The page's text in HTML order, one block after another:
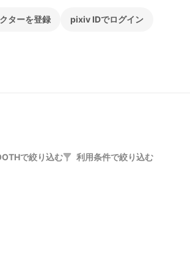
ターを登録 pixiv IDでログイン
で絞り込む 利用条件で絞り込む